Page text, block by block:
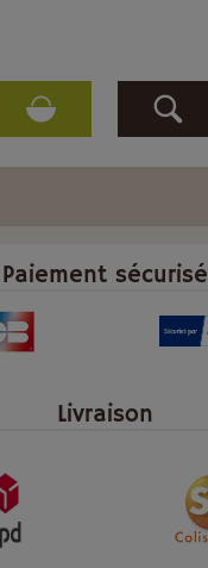
Paiement sécurisé
Livraison